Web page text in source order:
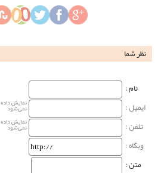
نظر شما
نام‌ :
ایمیل :
نمایش داده
نمی‌شود
تلفن : نمایش داده
نمی‌شود
وبگاه‌ :
متن :